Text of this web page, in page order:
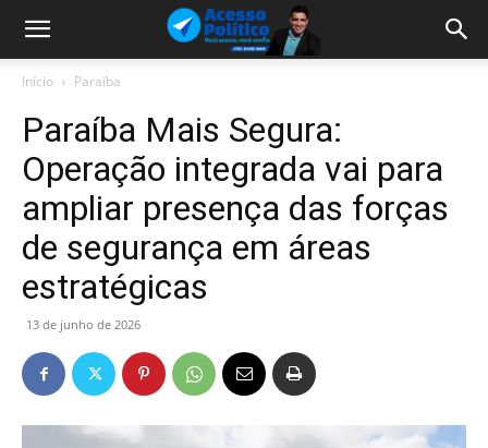
Início Paraíba
Paraíba Mais Segura:
Operação integrada vai para
ampliar presença das forças
de segurança em áreas
estratégicas
13 de junho de 2026